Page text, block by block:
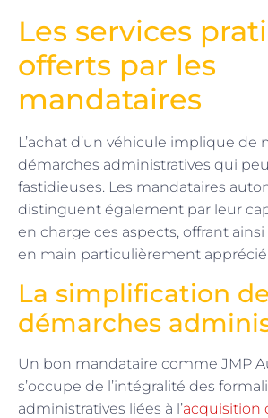
Les services
offerts par les
mandataires
L’achat d’un véhicule implique de
démarches administratives qui
fastidieuses. Les mandataires
distinguent également par leur
en charge ces aspects, offrant
en main particulièrement
La simplification
démarches
Un bon mandataire comme JMP
s’occupe de l’intégralité des
administratives liées à l’acquisition